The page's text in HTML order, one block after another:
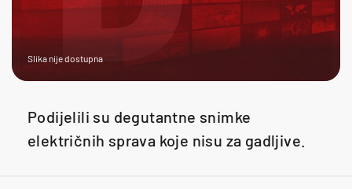
Slika nije dostupna
Podijelili su degutantne snimke
električnih sprava koje nisu za gadljive.